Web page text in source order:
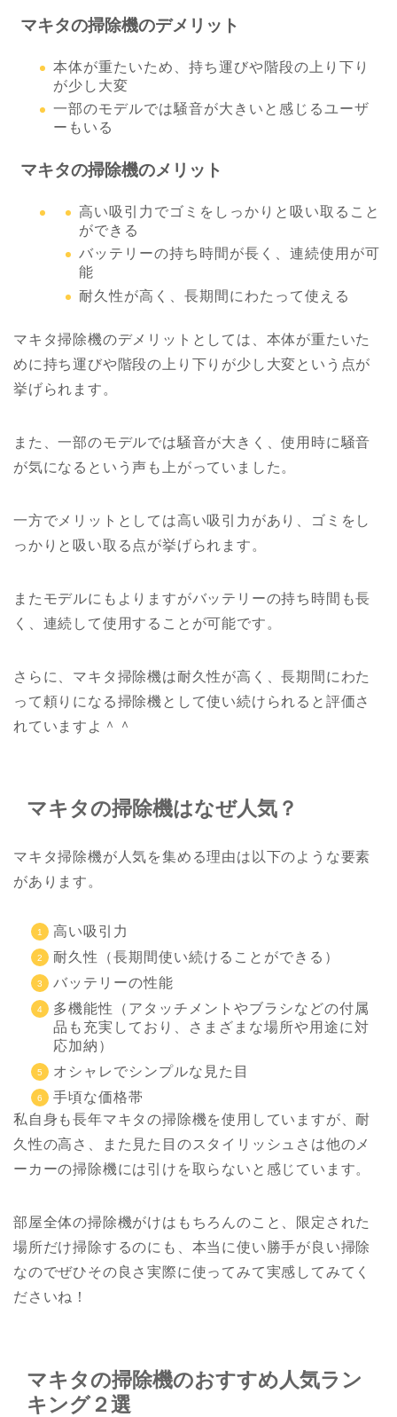
マキタの掃除機のデメリット
本体が重たいため、持ち運びや階段の上り下り
が少し大変
一部のモデルでは騒音が大きいと感じるユーザ
ーもいる
マキタの掃除機のメリット
高い吸引力でゴミをしっかりと吸い取ること
ができる
バッテリーの持ち時間が長く、連続使用が可
能
耐久性が高く、長期間にわたって使える
マキタ掃除機のデメリットとしては、本体が重たいた
めに持ち運びや階段の上り下りが少し大変という点が
挙げられます。
また、一部のモデルでは騒音が大きく、使用時に騒音
が気になるという声も上がっていました。
一方でメリットとしては高い吸引力があり、ゴミをし
っかりと吸い取る点が挙げられます。
またモデルにもよりますがバッテリーの持ち時間も長
く、連続して使用することが可能です。
さらに、マキタ掃除機は耐久性が高く、長期間にわた
って頼りになる掃除機として使い続けられると評価さ
れていますよ＾＾
マキタの掃除機はなぜ人気？
マキタ掃除機が人気を集める理由は以下のような要素
があります。
高い吸引力
耐久性（長期間使い続けることができる）
バッテリーの性能
多機能性（アタッチメントやブラシなどの付属
品も充実しており、さまざまな場所や用途に対
応加納）
オシャレでシンプルな見た目
手頃な価格帯
私自身も長年マキタの掃除機を使用していますが、耐
久性の高さ、また見た目のスタイリッシュさは他のメ
ーカーの掃除機には引けを取らないと感じています。
部屋全体の掃除機がけはもちろんのこと、限定された
場所だけ掃除するのにも、本当に使い勝手が良い掃除
なのでぜひその良さ実際に使ってみて実感してみてく
ださいね！
マキタの掃除機のおすすめ人気ラン
キング２選